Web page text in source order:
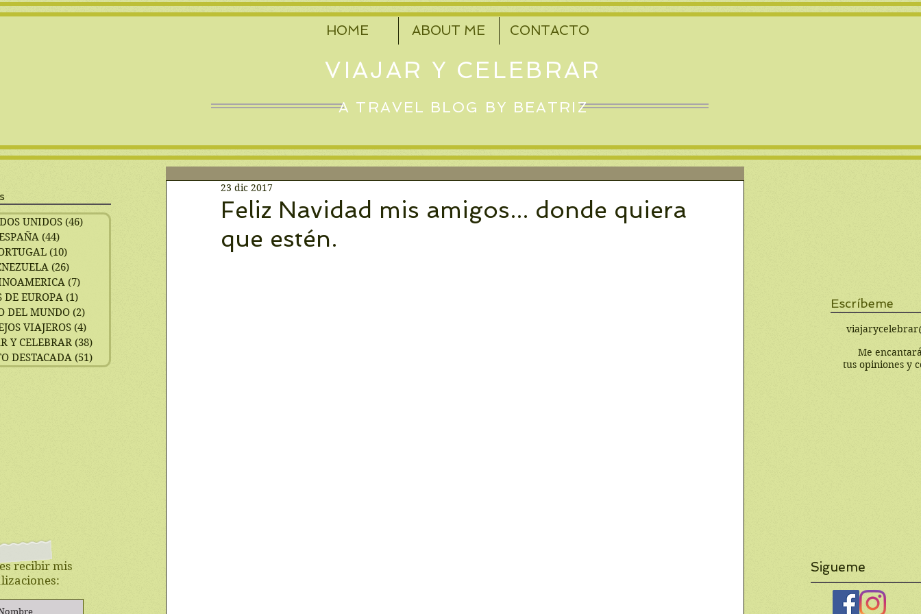
VIAJAR Y CELEBRAR
A TRAVEL BLOG BY BEATRIZ
HOME ABOUT ME CONTACTO
Feliz Navidad mis amigos... donde quiera
que estén.
23 dic 2017
Escríbeme
Me
tus opiniones y
recibir mis
UNIDOS (46) 46 entradas
(44)44 entradas
(10)10 entradas
(26)
(7)7 entradas
DE EUROPA (1)
DEL MUNDO (2)
VIAJEROS (4)
Y CELEBRAR (38)38 entradas
DESTACADA (51)
Sigueme